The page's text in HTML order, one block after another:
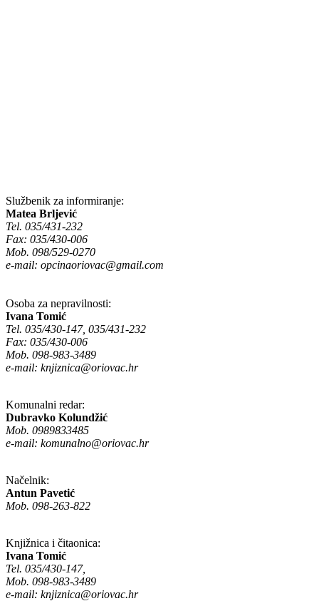
Službenik za informiranje:
Matea Brljević
Tel. 035/431-232
Fax: 035/430-006
Mob. 098/529-0270
e-mail: opcinaoriovac@gmail.com
Osoba za nepravilnosti:
Ivana Tomić
Tel. 035/430-147, 035/431-232
Fax: 035/430-006
Mob. 098-983-3489
e-mail: knjiznica@oriovac.hr
Komunalni redar:
Dubravko Kolundžić
Mob. 0989833485
e-mail: komunalno@oriovac.hr
Načelnik:
Antun Pavetić
Mob. 098-263-822
Knjižnica i čitaonica:
Ivana Tomić
Tel. 035/430-147,
Mob. 098-983-3489
e-mail: knjiznica@oriovac.hr